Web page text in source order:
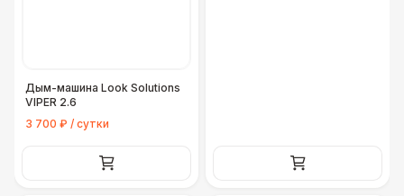
Дым-машина Look Solutions
VIPER 2.6
3 700 ₽ / сутки